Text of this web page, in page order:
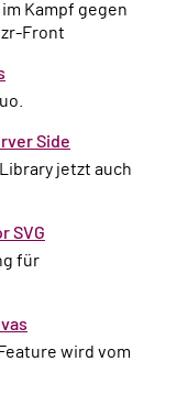
Front
Side
SVG